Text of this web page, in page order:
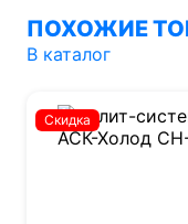
ПОХОЖИЕ
В каталог
Скидка